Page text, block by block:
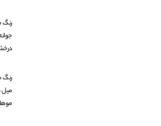
میل